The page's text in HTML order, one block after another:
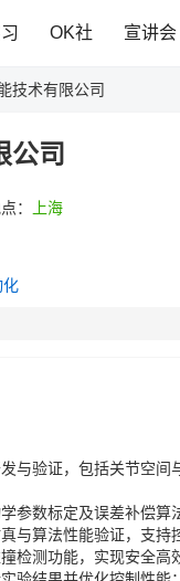
OK社 宣讲会
技术有限公司
公司
： 上海
化
与验证，包括关节空
参数标定及误差补偿算
与算法性能验证，支持
检测功能，实现安全高